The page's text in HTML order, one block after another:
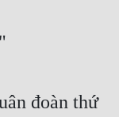
đoàn thứ